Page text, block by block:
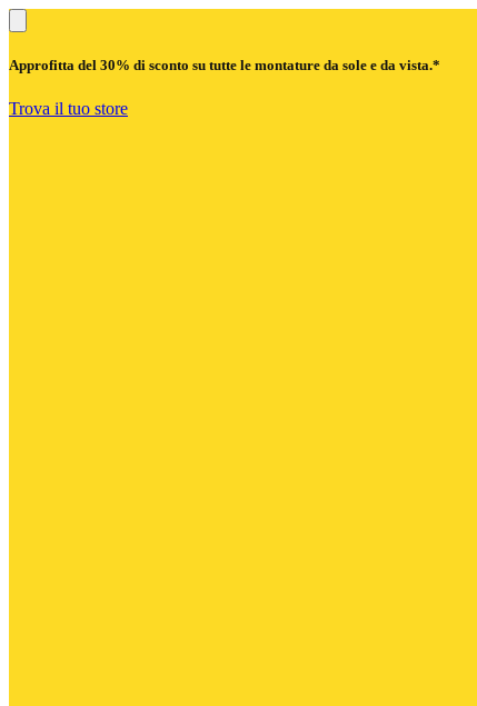
Approfitta del 30% di sconto su tutte le montature da sole e da vista.*
Trova il tuo store